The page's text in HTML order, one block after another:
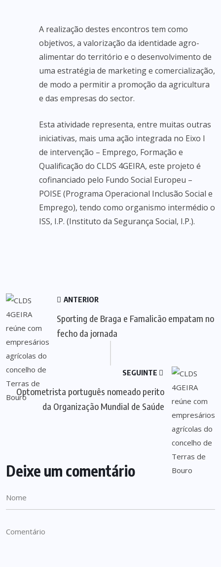
A realização destes encontros tem como
objetivos, a valorização da identidade agro-
alimentar do território e o desenvolvimento de
uma estratégia de marketing e comercialização,
de modo a permitir a promoção da agricultura
e das empresas do sector.
Esta atividade representa, entre muitas outras
iniciativas, mais uma ação integrada no Eixo I
de intervenção – Emprego, Formação e
Qualificação do CLDS 4GEIRA, este projeto é
cofinanciado pelo Fundo Social Europeu –
POISE (Programa Operacional Inclusão Social e
Emprego), tendo como organismo intermédio o
ISS, I.P. (Instituto da Segurança Social, I.P.).
ANTERIOR
Sporting de Braga e Famalicão empatam no
fecho da jornada
SEGUINTE
Optometrista português nomeado perito
da Organização Mundial de Saúde
Deixe um comentário